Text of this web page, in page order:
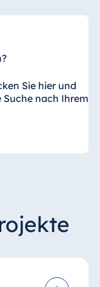
Sie hier und
nach Ihrem